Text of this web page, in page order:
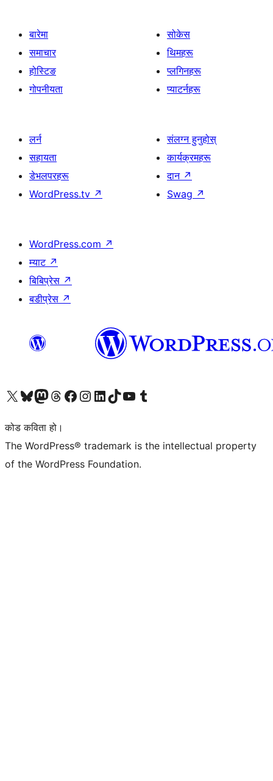
बारेमा
समाचार
होस्टिङ
गोपनीयता
सोकेस
थिमहरू
प्लगिनहरू
प्याटर्नहरू
लर्न
सहायता
डेभलपरहरू
WordPress.tv ↗
संलग्न हुनुहोस्
कार्यक्रमहरू
दान ↗
Swag ↗
WordPress.com ↗
म्याट ↗
बिबिप्रेस ↗
बडीप्रेस ↗
हाम्रो X (पहिले ट्विटर) खातामा जानुहोस्
हाम्रो Bluesky खाता भ्रमण गर्नुहोस्
हाम्रो म्यास्टोडन खाता भ्रमण गर्नुहोस्
हाम्रो थ्रेड्स खातामा जानुहोस्
हाम्रो फेसबुक पेजमा जानुहोस्
हाम्रो इन्स्टाग्राम खातामा जानुहोस्
हाम्रो लिङ्क्डइन खातामा जानुहोस्
हाम्रो TikTok खाता भ्रमण गर्नुहोस्
हाम्रो युट्युब च्यानलमा जानुहोस्
हाम्रो टम्बलर खाता भ्रमण गर्नुहोस्
कोड कविता हो।
The WordPress® trademark is the intellectual property
of the WordPress Foundation.